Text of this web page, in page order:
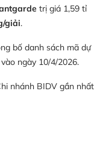
trị giá 1,59 tỉ
giải.
bố danh sách mã dự
ngày 10/4/2026.
nhánh BIDV gần nhất